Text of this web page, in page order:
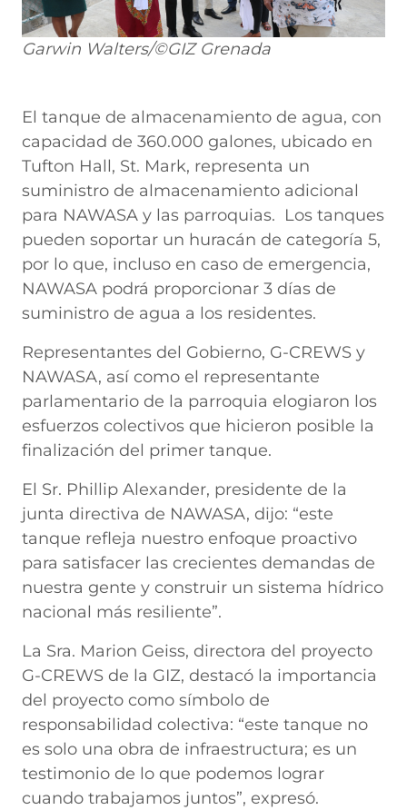
Garwin Walters/©GIZ Grenada
El tanque de almacenamiento de agua, con
capacidad de 360.000 galones, ubicado en
Tufton Hall, St. Mark, representa un
suministro de almacenamiento adicional
para NAWASA y las parroquias. Los tanques
pueden soportar un huracán de categoría 5,
por lo que, incluso en caso de emergencia,
NAWASA podrá proporcionar 3 días de
suministro de agua a los residentes.
Representantes del Gobierno, G-CREWS y
NAWASA, así como el representante
parlamentario de la parroquia elogiaron los
esfuerzos colectivos que hicieron posible la
finalización del primer tanque.
El Sr. Phillip Alexander, presidente de la
junta directiva de NAWASA, dijo: “este
tanque refleja nuestro enfoque proactivo
para satisfacer las crecientes demandas de
nuestra gente y construir un sistema hídrico
nacional más resiliente”.
La Sra. Marion Geiss, directora del proyecto
G-CREWS de la GIZ, destacó la importancia
del proyecto como símbolo de
responsabilidad colectiva: “este tanque no
es solo una obra de infraestructura; es un
testimonio de lo que podemos lograr
cuando trabajamos juntos”, expresó.